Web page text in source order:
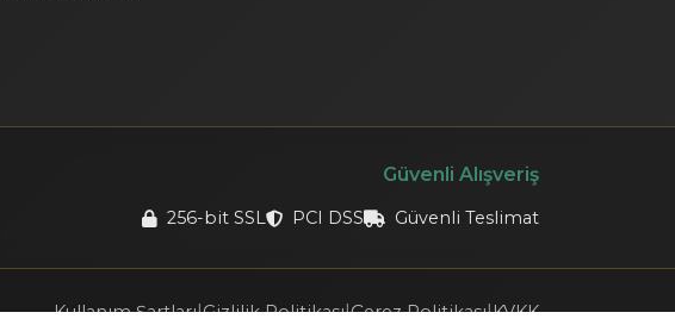
Güvenli Alışveriş
256-bit SSL PCI DSS Güvenli Teslimat
Kullanım Şartları|Gizlilik Politikası|Çerez Politikası|KVKK